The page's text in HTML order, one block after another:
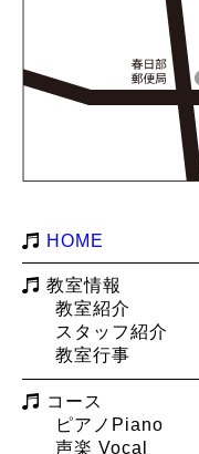
HOME
教室情報
教室紹介
スタッフ紹介
教室行事
コース
ピアノPiano
声楽 Vocal